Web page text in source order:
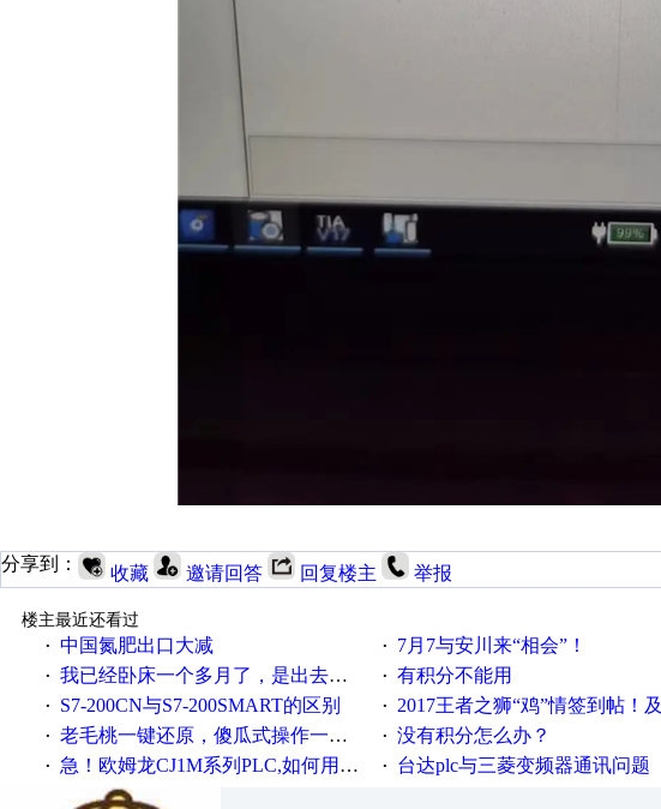
分享到： 收藏 邀请回答 回复楼主 举报
楼主最近还看过
· 中国氮肥出口大减 · 7月7与安川来“相会”！
· 我已经卧床一个多月了，是出去安装机械手在高速遭遇车祸所致:大家工作都要特别注意啊 · 有积分不能用
· S7-200CN与S7-200SMART的区别 · 2017王者之狮“鸡”情签到帖！及时更新在线研讨会预告
· 老毛桃一键还原，傻瓜式操作一键轻松备份还原；程序为向导式安装，一键即可实现自动备份或还原系统。 · 没有积分怎么办？
· 急！欧姆龙CJ1M系列PLC,如何用时间控制变频器。要求时间在组态王中可以自由输入！拜托各位大神了！ · 台达plc与三菱变频器通讯问题